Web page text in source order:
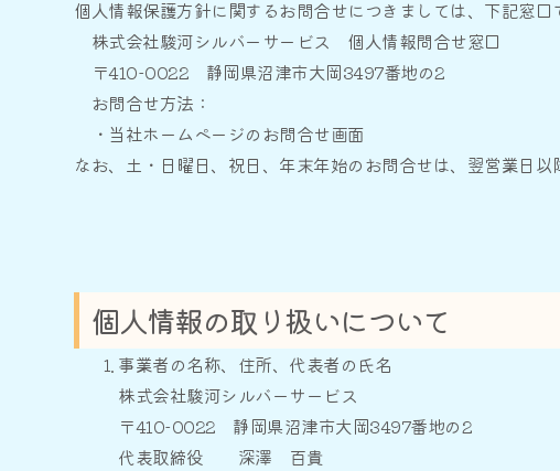
個人情報保護方針に関するお問合せにつきましては、下記窓口
株式会社駿河シルバーサービス 個人情報問合せ窓口
〒410-0022 静岡県沼津市大岡3497番地の2
お問合せ方法：
・当社ホームページのお問合せ画面
なお、土・日曜日、祝日、年末年始のお問合せは、翌営業日以
個人情報の取り扱いについて
事業者の名称、住所、代表者の氏名
株式会社駿河シルバーサービス
〒410-0022 静岡県沼津市大岡3497番地の2
代表取締役 深澤 百貴